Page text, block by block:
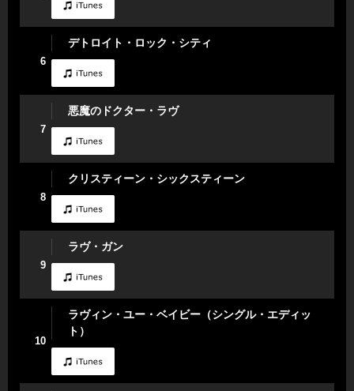
6
デトロイト・ロック・シティ
7
悪魔のドクター・ラヴ
8
クリスティーン・シックスティーン
9
ラヴ・ガン
10
ラヴィン・ユー・ベイビー（シングル・エディッ
ト）